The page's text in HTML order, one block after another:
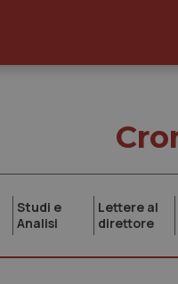
Studi e
Analisi
Lettere al
direttore